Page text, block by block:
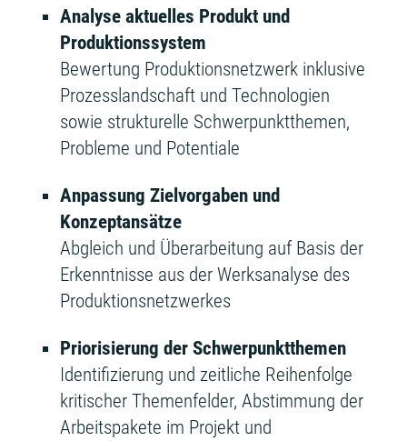
Analyse aktuelles Produkt und
Produktionssystem
Bewertung Produktionsnetzwerk inklusive
Prozesslandschaft und Technologien
sowie strukturelle Schwerpunktthemen,
Probleme und Potentiale
Anpassung Zielvorgaben und
Konzeptansätze
Abgleich und Überarbeitung auf Basis der
Erkenntnisse aus der Werksanalyse des
Produktionsnetzwerkes
Priorisierung der Schwerpunktthemen
Identifizierung und zeitliche Reihenfolge
kritischer Themenfelder, Abstimmung der
Arbeitspakete im Projekt und